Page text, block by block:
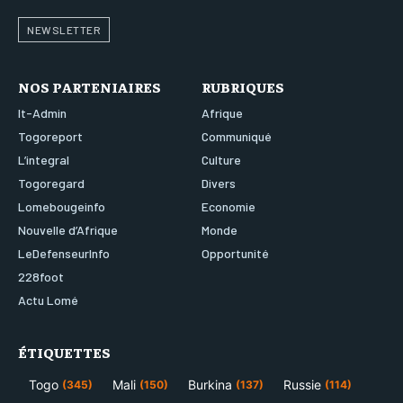
NEWSLETTER
NOS PARTENIAIRES
It-Admin
Togoreport
L’integral
Togoregard
Lomebougeinfo
Nouvelle d’Afrique
LeDefenseurInfo
228foot
Actu Lomé
RUBRIQUES
Afrique
Communiqué
Culture
Divers
Economie
Monde
Opportunité
ÉTIQUETTES
Togo (345) Mali (150) Burkina (137) Russie (114)